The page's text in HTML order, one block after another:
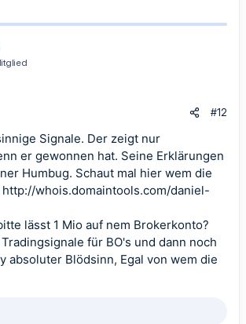
#12
Signale. Der zeigt nur
er gewonnen hat. Seine Erklärungen
Humbug. Schaut mal hier wem die
http://whois.domaintools.com/daniel-
lässt 1 Mio auf nem Brokerkonto?
für BO's und dann noch
absoluter Blödsinn, Egal von wem die